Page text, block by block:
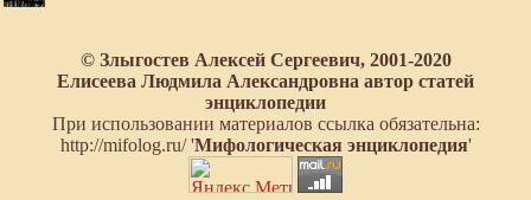
© Злыгостев Алексей Сергеевич, 2001-2020
Елисеева Людмила Александровна автор статей
энциклопедии
При использовании материалов ссылка обязательна:
http://mifolog.ru/ 'Мифологическая энциклопедия'